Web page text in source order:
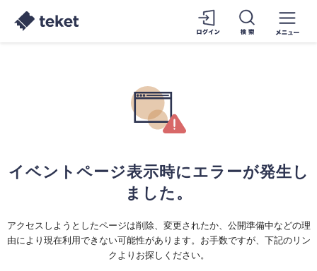
イベントページ表示時にエラーが発生し
ました。
アクセスしようとしたページは削除、変更されたか、公開準備中などの理
由により現在利用できない可能性があります。お手数ですが、下記のリン
クよりお探しください。